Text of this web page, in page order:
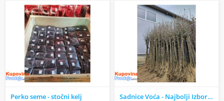
Perko seme - stočni kelj Sadnice Voća - Najbolji Izbor za Vaš Voćnjak!